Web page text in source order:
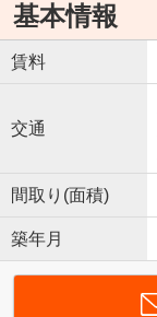
基本情報
賃料
交通
間取り(面積)
築年月